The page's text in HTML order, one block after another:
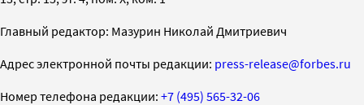
Главный редактор: Мазурин Николай Дмитриевич
Адрес электронной почты редакции: press-release@forbes.ru
Номер телефона редакции: +7 (495) 565-32-06